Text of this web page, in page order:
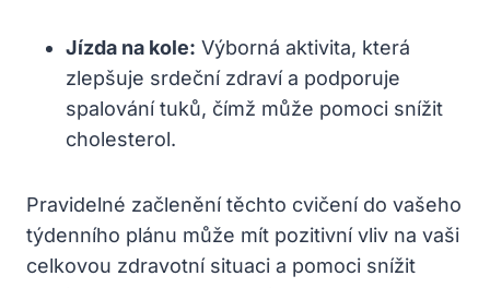
Jízda na kole: Výborná aktivita, která
zlepšuje srdeční zdraví a podporuje
spalování tuků, čímž může pomoci snížit
cholesterol.
Pravidelné začlenění těchto cvičení do vašeho
týdenního plánu může mít pozitivní vliv na vaši
celkovou zdravotní situaci a pomoci snížit